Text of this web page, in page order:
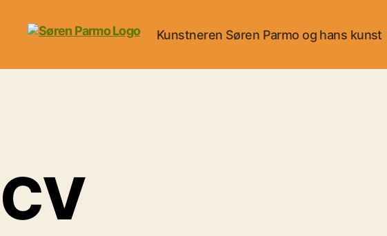
Kunstneren Søren Parmo og hans kunst
CV